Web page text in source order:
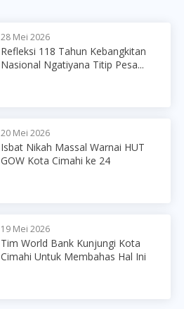
28 Mei 2026
Refleksi 118 Tahun Kebangkitan
Nasional Ngatiyana Titip Pesa...
20 Mei 2026
Isbat Nikah Massal Warnai HUT
GOW Kota Cimahi ke 24
19 Mei 2026
Tim World Bank Kunjungi Kota
Cimahi Untuk Membahas Hal Ini